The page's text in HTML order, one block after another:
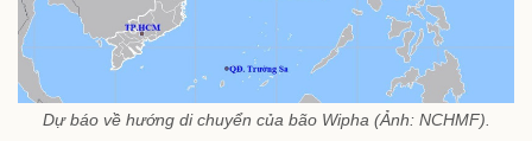
Dự báo về hướng di chuyển của bão Wipha (Ảnh: NCHMF).